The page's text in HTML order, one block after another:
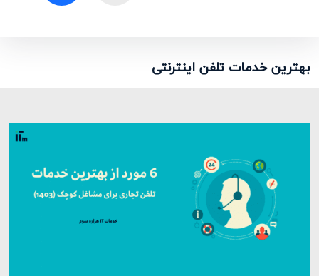
بهترین خدمات تلفن اینترنتی